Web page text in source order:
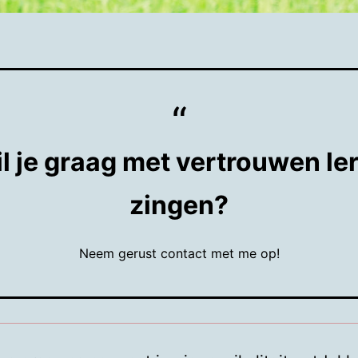
je graag met vertrouwen
zingen?
Neem gerust contact met me op!